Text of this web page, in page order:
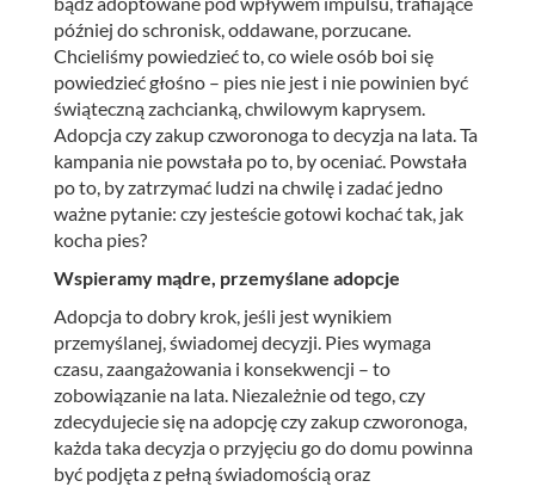
później do schronisk, oddawane, porzucane.
Chcieliśmy powiedzieć to, co wiele osób boi się
powiedzieć głośno – pies nie jest i nie powinien być
świąteczną zachcianką, chwilowym kaprysem.
Adopcja czy zakup czworonoga to decyzja na lata. Ta
kampania nie powstała po to, by oceniać. Powstała
po to, by zatrzymać ludzi na chwilę i zadać jedno
ważne pytanie: czy jesteście gotowi kochać tak, jak
kocha pies?
Wspieramy mądre, przemyślane adopcje
Adopcja to dobry krok, jeśli jest wynikiem
przemyślanej, świadomej decyzji. Pies wymaga
czasu, zaangażowania i konsekwencji – to
zobowiązanie na lata. Niezależnie od tego, czy
zdecydujecie się na adopcję czy zakup czworonoga,
każda taka decyzja o przyjęciu go do domu powinna
być podjęta z pełną świadomością oraz